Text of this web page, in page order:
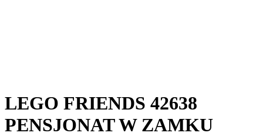
LEGO FRIENDS 42638
PENSJONAT W ZAMKU